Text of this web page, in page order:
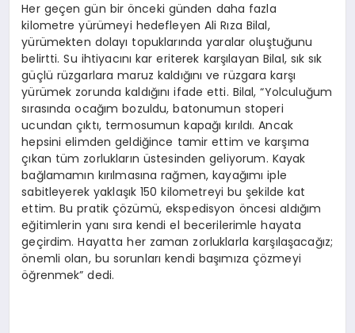
Her geçen gün bir önceki günden daha fazla
kilometre yürümeyi hedefleyen Ali Rıza Bilal,
yürümekten dolayı topuklarında yaralar oluştuğunu
belirtti. Su ihtiyacını kar eriterek karşılayan Bilal, sık sık
güçlü rüzgarlara maruz kaldığını ve rüzgara karşı
yürümek zorunda kaldığını ifade etti. Bilal, “Yolculuğum
sırasında ocağım bozuldu, batonumun stoperi
ucundan çıktı, termosumun kapağı kırıldı. Ancak
hepsini elimden geldiğince tamir ettim ve karşıma
çıkan tüm zorlukların üstesinden geliyorum. Kayak
bağlamamın kırılmasına rağmen, kayağımı iple
sabitleyerek yaklaşık 150 kilometreyi bu şekilde kat
ettim. Bu pratik çözümü, ekspedisyon öncesi aldığım
eğitimlerin yanı sıra kendi el becerilerimle hayata
geçirdim. Hayatta her zaman zorluklarla karşılaşacağız;
önemli olan, bu sorunları kendi başımıza çözmeyi
öğrenmek” dedi.